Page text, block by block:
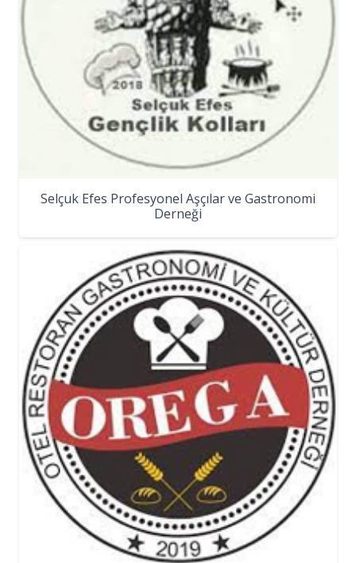
Selçuk Efes Profesyonel Aşçılar ve Gastronomi
Derneği